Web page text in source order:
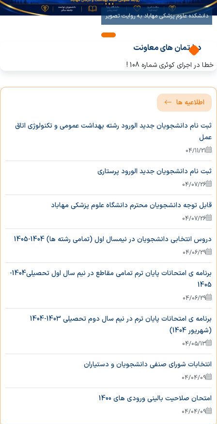
آئین نامه انضباطی دانشجویی
آرایش دروس پرستاری
برنامه درسی کارشناسی پرستاری
شیوه نامه اجرای آخرین برنامه اموزشی
فرآیند نظارت برا اجرای برنامه آموزشی
فرآیند دستیابی به توانمندیها
شیوه‌نامه برگزاری امتحانات
فرایندهای آموزشی
فرایند حذف اضطراری
فرایند حذف ترم
فرایند حضور و غیاب دانشجویان
فرایند درخواست درس مجازی
فرایند درخواست مهمانی و انتقال به این
واحد IT
شرح وظایف مسئول IT
مسئول کتابخانه
جستجوی منابع الکترونیک
سامانه علم سنجی اعضای هیئت علمی
شرح وظایف
دانشکده علوم پزشکی مهاباد به روایت تصویر
دپارتمان های معاونت
خطا در اجرای کوئری شماره 108 !
اطلاعیه ها
ثبت نام دانشجویان جدید الورود رشته بهداشت عمومی و تکنولوژی اتاق
عمل
04/11/21
ثبت نام دانشجویان جدید الورود پرستاری
04/07/26
قابل توجه دانشجویان محترم دانشگاه علوم پزشکی مهاباد
04/07/26
دروس انتخابی دانشجویان در نیمسال اول (تمامی رشته ها) 1404-1405
04/06/29
برنامه ی امتحانات پایان ترم تمامی مقاطع در نیم سال اول تحصیلی1404-
1405
04/06/29
برنامه ی امتحانات پایان ترم در نیم سال دوم تحصیلی 1403-1404
(شهریور 1404)
04/05/13
انتخابات شورای صنفی دانشجویان و دستیاران
04/04/09
امتحان صلاحیت بالینی ورودی های 1400
04/04/09